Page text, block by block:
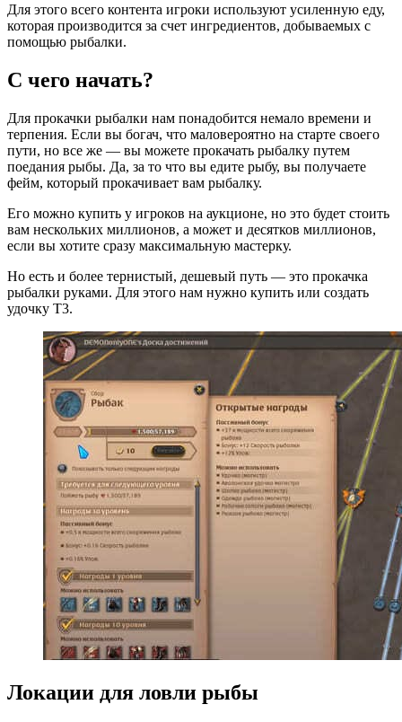
Для этого всего контента игроки используют усиленную еду,
которая производится за счет ингредиентов, добываемых с
помощью рыбалки.
С чего начать?
Для прокачки рыбалки нам понадобится немало времени и
терпения. Если вы богач, что маловероятно на старте своего
пути, но все же — вы можете прокачать рыбалку путем
поедания рыбы. Да, за то что вы едите рыбу, вы получаете
фейм, который прокачивает вам рыбалку.
Его можно купить у игроков на аукционе, но это будет стоить
вам нескольких миллионов, а может и десятков миллионов,
если вы хотите сразу максимальную мастерку.
Но есть и более тернистый, дешевый путь — это прокачка
рыбалки руками. Для этого нам нужно купить или создать
удочку Т3.
Локации для ловли рыбы